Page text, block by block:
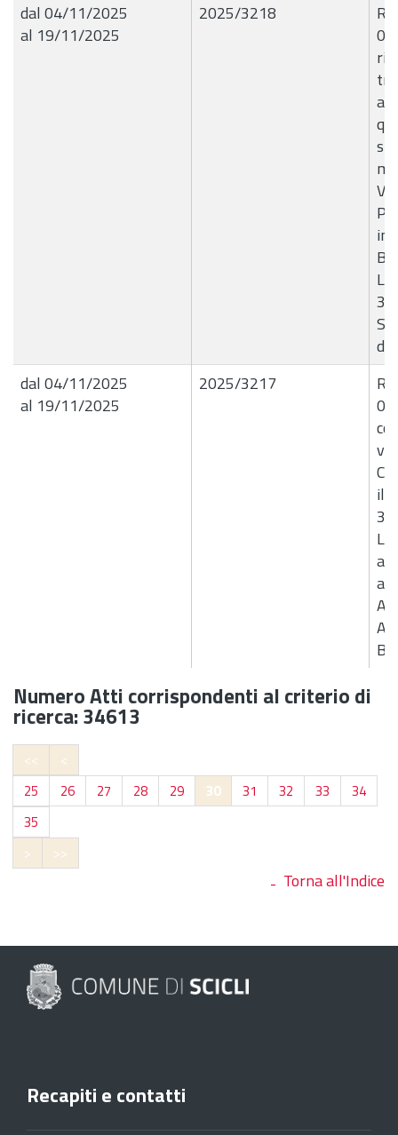
dal 04/11/2025
al 19/11/2025
2025/3218
a
dal 04/11/2025
al 19/11/2025
2025/3217
il
Numero Atti corrispondenti al criterio di
ricerca: 34613
<<
<
25
26 27 28 29 30 31 32 33
34
35
>
>>
Torna all'Indice
Recapiti e contatti